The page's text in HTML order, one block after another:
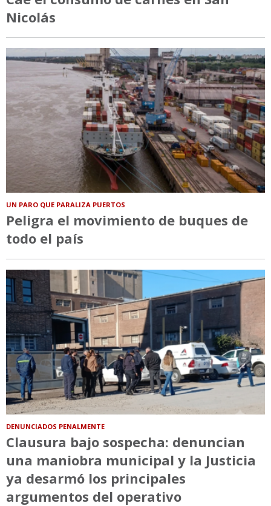
Nicolás
UN PARO QUE PARALIZA PUERTOS
Peligra el movimiento de buques de
todo el país
DENUNCIADOS PENALMENTE
Clausura bajo sospecha: denuncian
una maniobra municipal y la Justicia
ya desarmó los principales
argumentos del operativo